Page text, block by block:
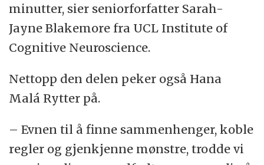
minutter, sier seniorforfatter Sarah-
Jayne Blakemore fra UCL Institute of
Cognitive Neuroscience.
Nettopp den delen peker også Hana
Malá Rytter på.
– Evnen til å finne sammenhenger, koble
regler og gjenkjenne mønstre, trodde vi